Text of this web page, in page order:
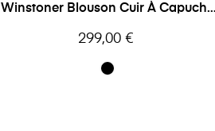
Winstoner Blouson Cuir À Capuche
Prix
299,00 €